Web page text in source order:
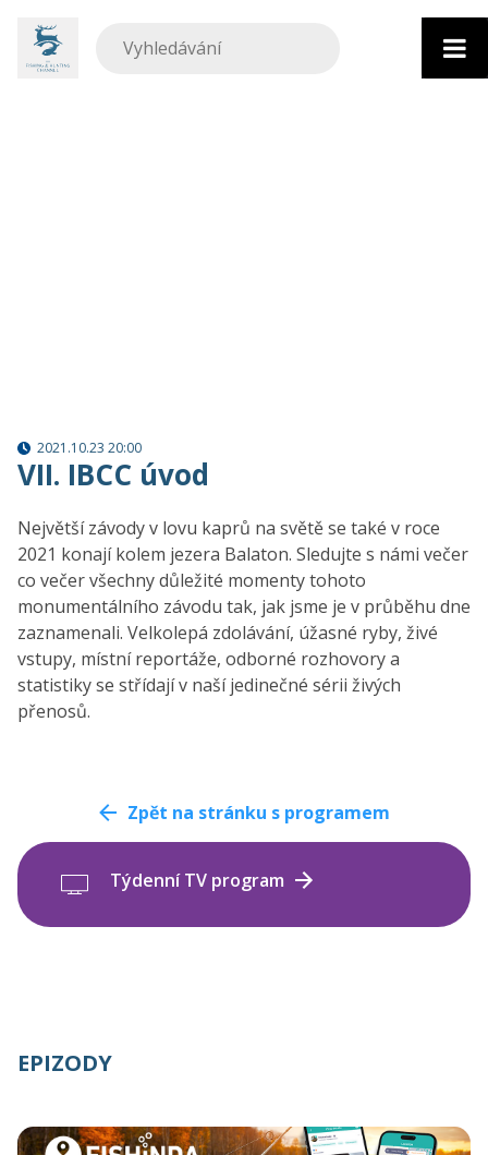
obsahu
2021.10.23 20:00
VII. IBCC úvod
Největší závody v lovu kaprů na světě se také v roce
2021 konají kolem jezera Balaton. Sledujte s námi večer
co večer všechny důležité momenty tohoto
monumentálního závodu tak, jak jsme je v průběhu dne
zaznamenali. Velkolepá zdolávání, úžasné ryby, živé
vstupy, místní reportáže, odborné rozhovory a
statistiky se střídají v naší jedinečné sérii živých
přenosů.
Zpět na stránku s programem
Týdenní TV program
EPIZODY